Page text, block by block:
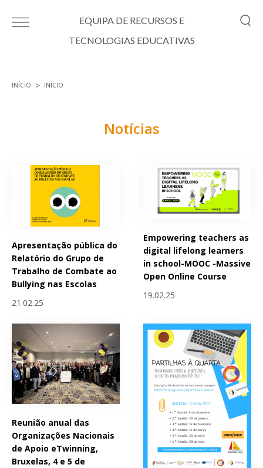
EQUIPA DE RECURSOS E
TECNOLOGIAS EDUCATIVAS
INÍCIO INÍCIO
Notícias
Apresentação pública do
Relatório do Grupo de
Trabalho de Combate ao
Bullying nas Escolas
21.02.25
Empowering teachers as
digital lifelong learners
in school-MOOC -Massive
Open Online Course
19.02.25
Reunião anual das
Organizações Nacionais
de Apoio eTwinning,
Bruxelas, 4 e 5 de
Páginas